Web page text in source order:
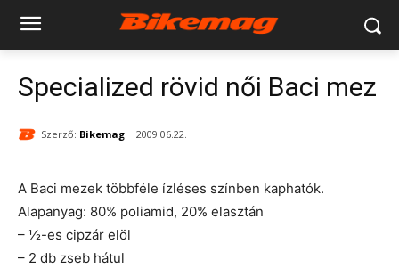
Specialized rövid női Baci mez
Szerző: Bikemag 2009.06.22.
A Baci mezek többféle ízléses színben kaphatók.
Alapanyag: 80% poliamid, 20% elasztán
– ½-es cipzár elöl
– 2 db zseb hátul